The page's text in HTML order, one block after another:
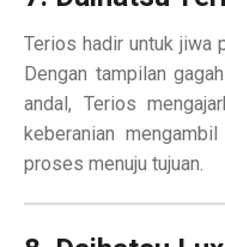
Terios hadir untuk jiwa
Dengan tampilan
andal, Terios
keberanian
proses menuju tujuan.